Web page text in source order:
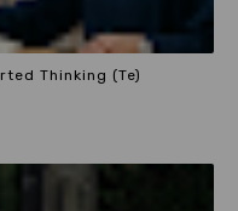
Thinking (Te)